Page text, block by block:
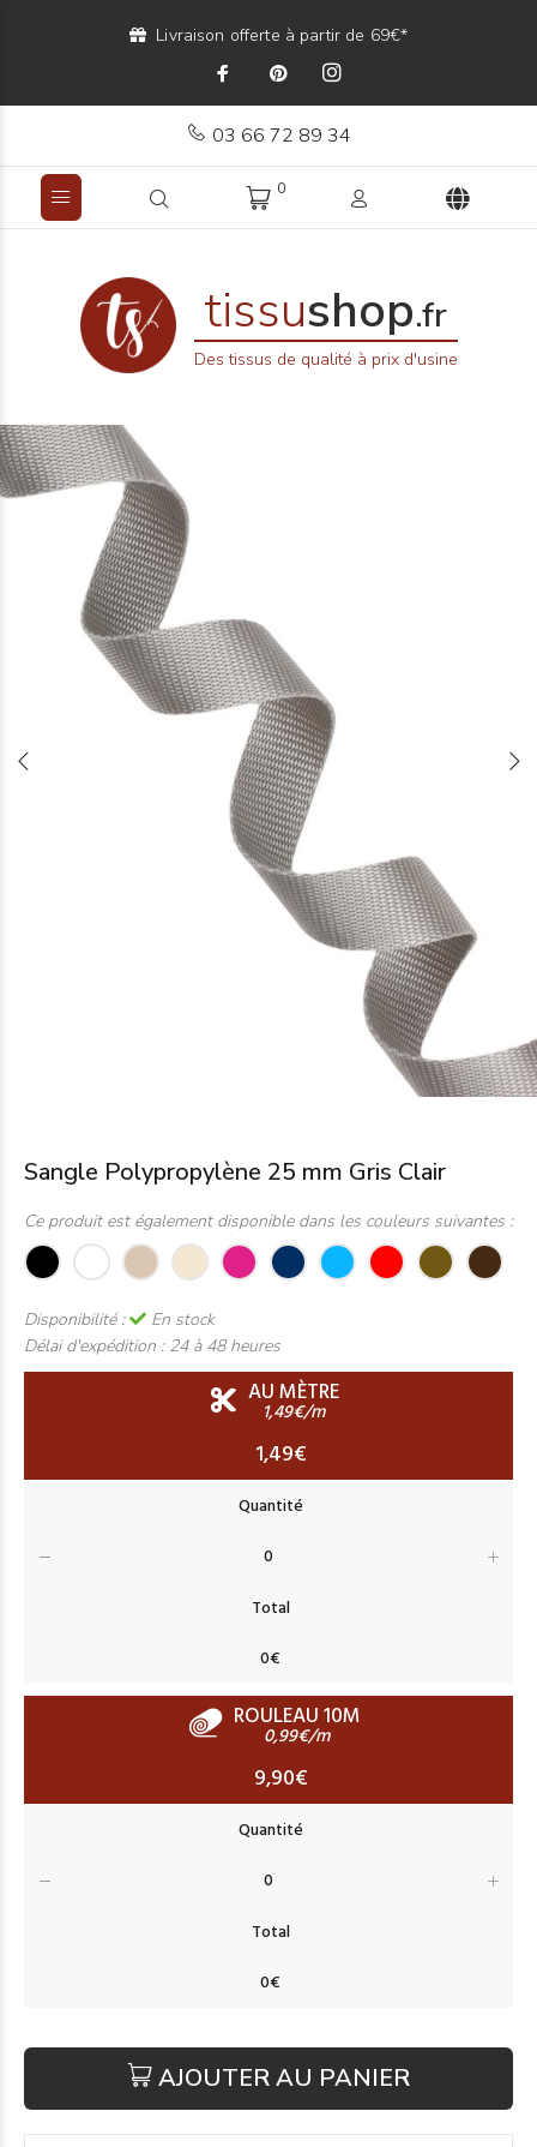
Livraison offerte à partir de 69€*
03 66 72 89 34
0
tissushop.fr
Des tissus de qualité à prix d'usine
Sangle Polypropylène 25 mm Gris Clair
Ce produit est également disponible dans les couleurs suivantes :
Disponibilité :
En stock
Délai d'expédition : 24 à 48 heures
AU MÈTRE
1,49€/m
1,49€
ROULEAU 10M
0,99€/m
9,90€
AJOUTER AU PANIER